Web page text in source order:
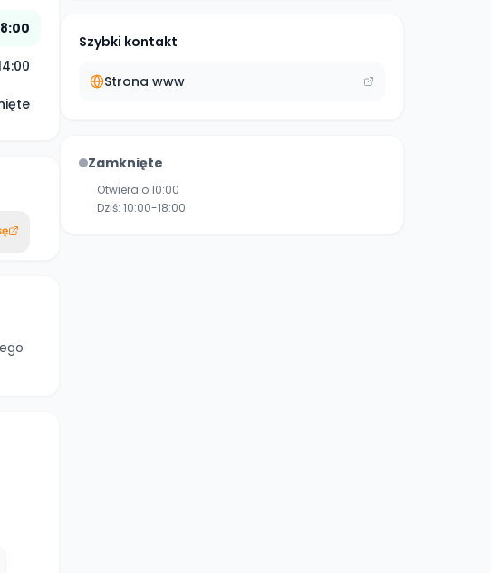
Szybki kontakt
Strona www
Zamknięte
Otwiera o 10:00
Dziś: 10:00-18:00